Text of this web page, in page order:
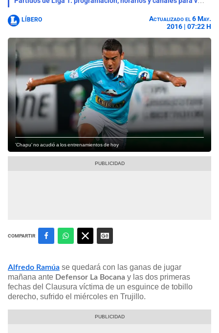
LÍBERO
Actualizado el 6 May.
2016 | 07:22 H
'Chapu' no acudió a los entrenamientos de hoy
COMPARTIR
Alfredo Ramúa se quedará con las ganas de jugar
mañana ante Defensor La Bocana y las dos primeras
fechas del Clausura víctima de un esguince de tobillo
derecho, sufrido el miércoles en Trujillo.